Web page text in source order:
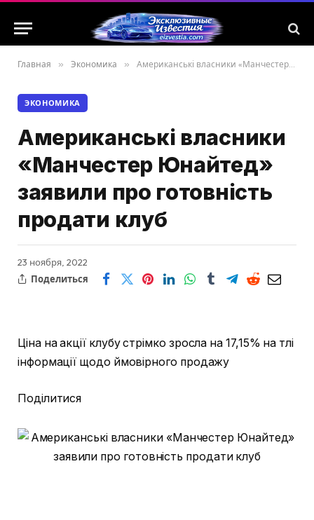
Главная » Экономика » Американські власники «Манчестер Юнайтед» заявили про готовність продати клуб
ЭКОНОМИКА
Американські власники
«Манчестер Юнайтед»
заявили про готовність
продати клуб
23 ноября, 2022
Поделиться
Ціна на акції клубу стрімко зросла на 17,15% на тлі
інформації щодо ймовірного продажу
Поділитися